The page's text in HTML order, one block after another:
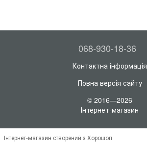
068-930-18-36
Контактна інформація
Повна версія сайту
© 2016—2026
Інтернет-магазин
Інтернет-магазин створений з Хорошоп